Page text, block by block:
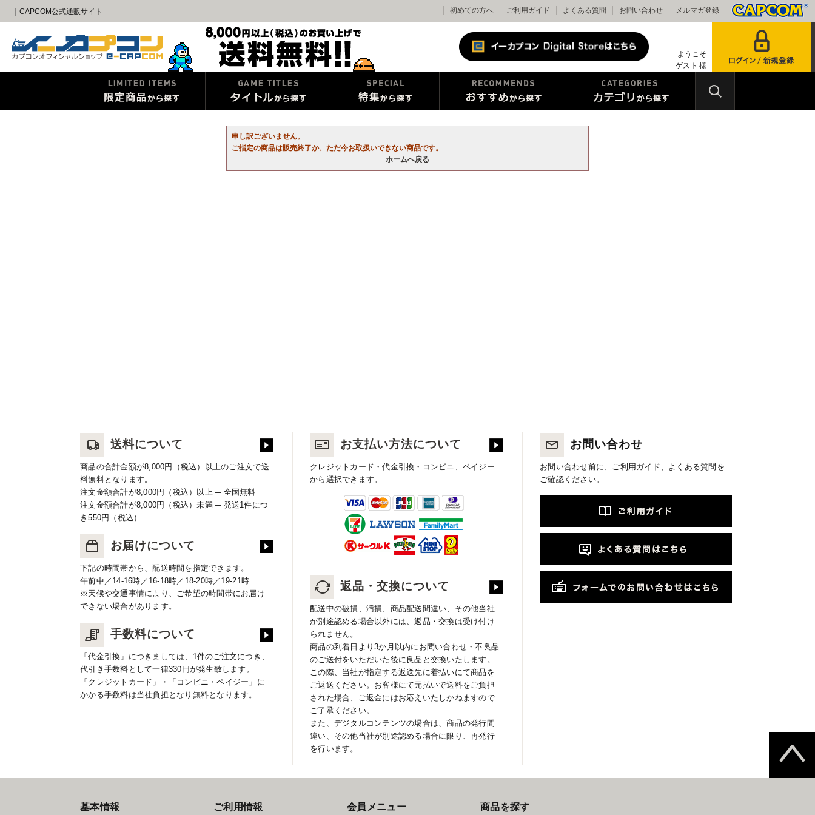
｜CAPCOM公式通販サイト 初めての方へ ご利用ガイド よくある質問 お問い合わせ メルマガ登録
ようこそ
ゲスト 様
申し訳ございません。
ご指定の商品は販売終了か、ただ今お取扱いできない商品です。
ホームへ戻る
送料について
商品の合計金額が8,000円（税込）以上のご注文で送
料無料となります。
注文金額合計が8,000円（税込）以上 ─ 全国無料
注文金額合計が8,000円（税込）未満 ─ 発送1件につ
き550円（税込）
お届けについて
下記の時間帯から、配送時間を指定できます。
午前中／14-16時／16-18時／18-20時／19-21時
※天候や交通事情により、ご希望の時間帯にお届け
できない場合があります。
手数料について
「代金引換」につきましては、1件のご注文につき、
代引き手数料として一律330円が発生致します。
「クレジットカード」・「コンビニ・ペイジー」に
かかる手数料は当社負担となり無料となります。
お支払い方法について
クレジットカード・代金引換・コンビニ、ペイジー
から選択できます。
返品・交換について
配送中の破損、汚損、商品配送間違い、その他当社
が別途認める場合以外には、返品・交換は受け付け
られません。
商品の到着日より3か月以内にお問い合わせ・不良品
のご送付をいただいた後に良品と交換いたします。
この際、当社が指定する返送先に着払いにて商品を
ご返送ください。お客様にて元払いで送料をご負担
された場合、ご返金にはお応えいたしかねますので
ご了承ください。
また、デジタルコンテンツの場合は、商品の発行間
違い、その他当社が別途認める場合に限り、再発行
を行います。
お問い合わせ
お問い合わせ前に、ご利用ガイド、よくある質問を
ご確認ください。
基本情報 ご利用情報 会員メニュー 商品を探す